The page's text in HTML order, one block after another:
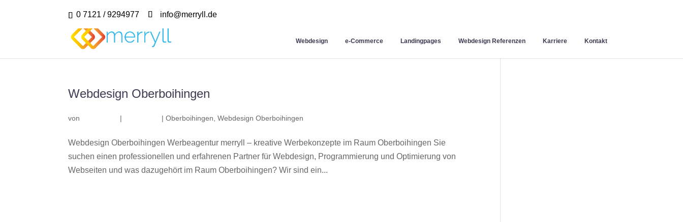
0 7121 / 9294977 info@merryll.de
Webdesign e-Commerce Landingpages Webdesign Referenzen Karriere Kontakt
Webdesign Oberboihingen
von | |Oberboihingen ,Webdesign Oberboihingen
Webdesign Oberboihingen Werbeagentur merryll – kreative Werbekonzepte im Raum Oberboihingen Sie
suchen einen professionellen und erfahrenen Partner für Webdesign, Programmierung und Optimierung von
Webseiten und was dazugehört im Raum Oberboihingen? Wir sind ein...